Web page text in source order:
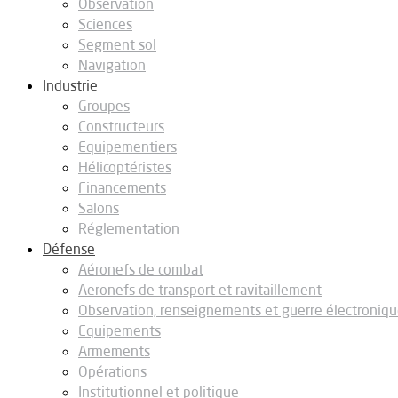
Observation
Sciences
Segment sol
Navigation
Industrie
Groupes
Constructeurs
Equipementiers
Hélicoptéristes
Financements
Salons
Réglementation
Défense
Aéronefs de combat
Aeronefs de transport et ravitaillement
Observation, renseignements et guerre
Equipements
Armements
Opérations
Institutionnel et politique